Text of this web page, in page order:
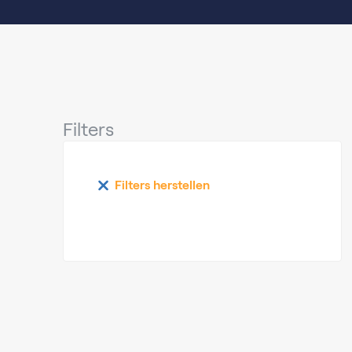
Filters
Filters herstellen